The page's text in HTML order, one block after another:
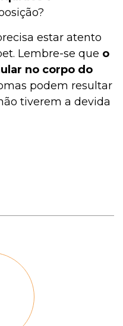
estar atento
Lembre-se que o
no corpo do
podem resultar
tiverem a devida